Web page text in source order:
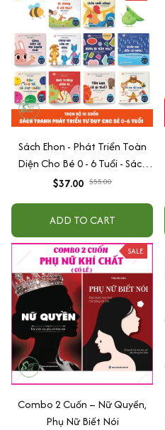
Sách Ehon - Phát Triển Toàn
Diện Cho Bé 0 - 6 Tuổi - Sách
Song Ngữ Việt - Anh
$37.00 $55.00
ADD TO CART
SALE
Combo 2 Cuốn – Nữ Quyền,
Phụ Nữ Biết Nói